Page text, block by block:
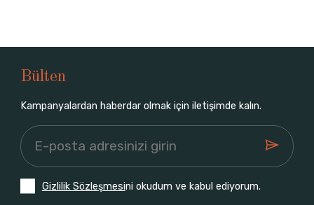
Bülten
Kampanyalardan haberdar olmak için iletişimde kalın.
Gizlilik Sözleşmesini okudum ve kabul ediyorum.